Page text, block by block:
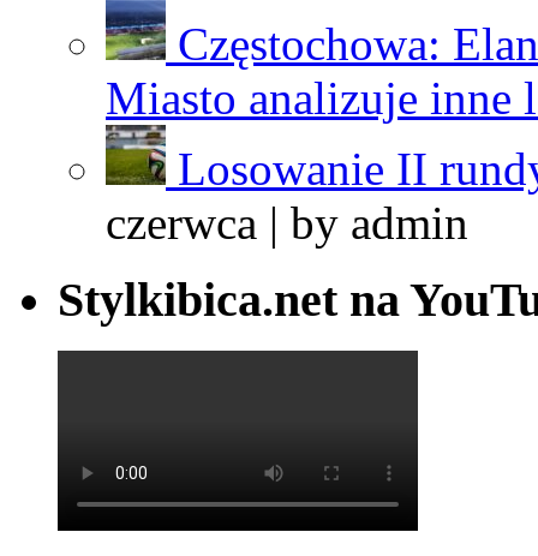
Częstochowa:
Miasto analizuje inne
Losowanie II
czerwca | by admin
Stylkibica.net na